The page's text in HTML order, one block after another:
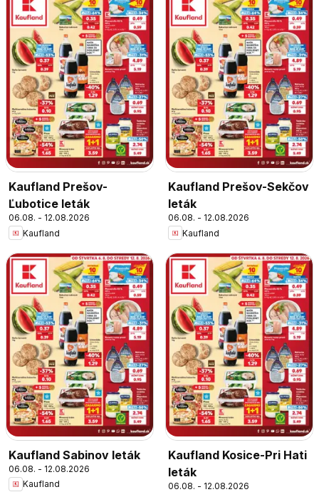
Kaufland Prešov-
Ľubotice leták
06.08. - 12.08.2026
Kaufland
Kaufland Prešov-Sekčov
leták
06.08. - 12.08.2026
Kaufland
Kaufland Sabinov leták
06.08. - 12.08.2026
Kaufland
Kaufland Kosice-Pri Hati
leták
06.08. - 12.08.2026